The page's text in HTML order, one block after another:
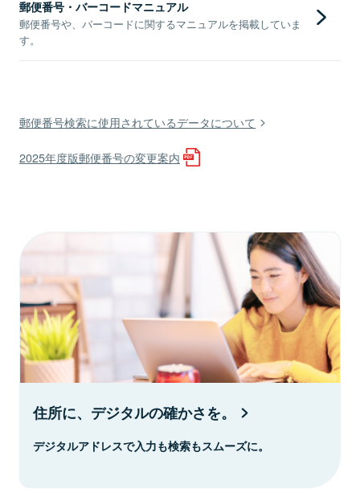
郵便番号・バーコードマニュアル
郵便番号や、バーコードに関するマニュアルを掲載していま
す。
郵便番号検索に使用されているデータについて
2025年度版郵便番号の変更案内
住所に、デジタルの確かさを。
デジタルアドレスで入力も検索もスムーズに。